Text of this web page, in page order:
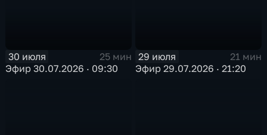
30 июля
25 мин
Эфир 30.07.2026 · 09:30
29 июля
21 мин
Эфир 29.07.2026 · 21:20